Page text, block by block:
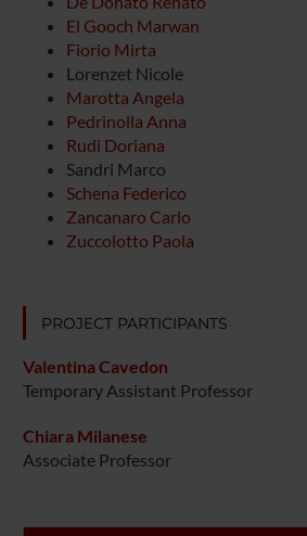
El Gooch Marwan
Fiorio Mirta
Lorenzet Nicole
Marotta Angela
Pedrinolla Anna
Rudi Doriana
Sandri Marco
Schena Federico
Zancanaro Carlo
Zuccolotto Paola
PROJECT PARTICIPANTS
Valentina Cavedon
Temporary Assistant Professor
Chiara Milanese
Associate Professor